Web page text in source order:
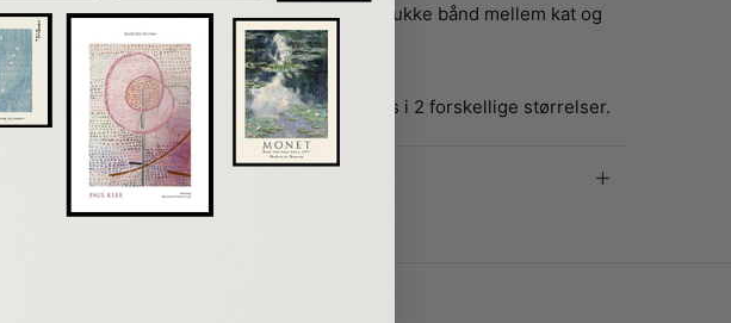
Sød og dekorativ katte plakat, der viser det smukke bånd mellem kat og
ejer. Plakaten er skabt af Leilani.
Denne Leilani plakat er i kvadratformat. Den fås i 2 forskellige størrelser.